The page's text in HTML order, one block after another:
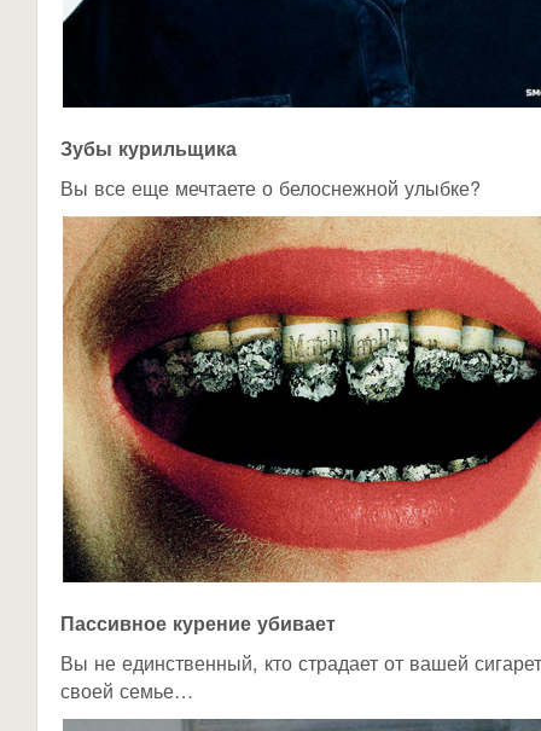
Зубы курильщика
Вы все еще мечтаете о белоснежной улыбке?
Пассивное курение убивает
Вы не единственный, кто страдает от вашей
своей семье…